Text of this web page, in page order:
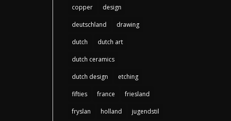
copper design
deutschland drawing
dutch dutch art
dutch ceramics
dutch design etching
fifties france friesland
fryslan holland jugendstil